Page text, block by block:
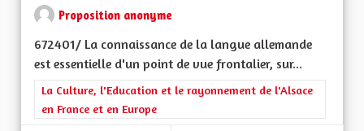
Proposition anonyme
672401/ La connaissance de la langue allemande
est essentielle d'un point de vue frontalier, sur...
Filtrer les résultats de la catégorie : La Culture, l'Education et
La Culture, l'Education et le rayonnement de l'Alsace
en France et en Europe